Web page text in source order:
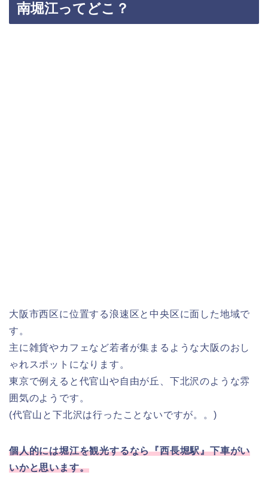
南堀江ってどこ？
大阪市西区に位置する浪速区と中央区に面した地域で
す。
主に雑貨やカフェなど若者が集まるような大阪のおし
ゃれスポットになります。
東京で例えると代官山や自由が丘、下北沢のような雰
囲気のようです。
(代官山と下北沢は行ったことないですが。。)
個人的には堀江を観光するなら『西長堀駅』下車がい
いかと思います。